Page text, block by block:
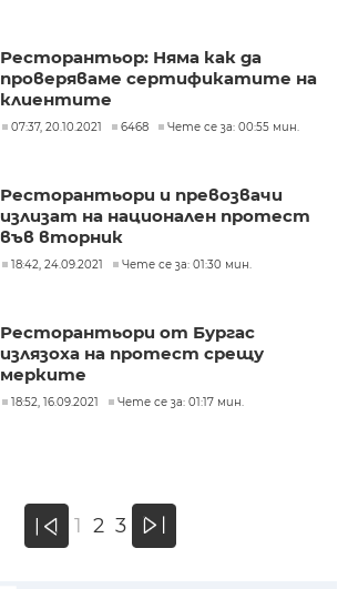
Ресторантьор: Няма как да
проверяваме сертификатите на
клиентите
07:37, 20.10.2021 6468 Чете се за: 00:55 мин.
Ресторантьори и превозвачи
излизат на национален протест
във вторник
18:42, 24.09.2021 Чете се за: 01:30 мин.
Ресторантьори от Бургас
излязоха на протест срещу
мерките
18:52, 16.09.2021 Чете се за: 01:17 мин.
« 1 2 3 »